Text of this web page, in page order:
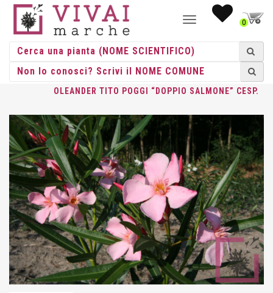
NAVIGAZIONE0
HOME/CESPUGLI/CESPUGLI VASO /NERIUM / NERIUM
OLEANDER TITO POGGI “DOPPIO SALMONE” CESP.